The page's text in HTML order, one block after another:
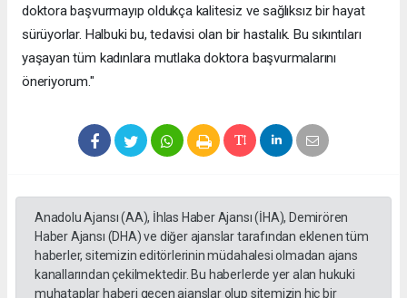
doktora başvurmayıp oldukça kalitesiz ve sağlıksız bir hayat
sürüyorlar. Halbuki bu, tedavisi olan bir hastalık. Bu sıkıntıları
yaşayan tüm kadınlara mutlaka doktora başvurmalarını
öneriyorum."
Anadolu Ajansı (AA), İhlas Haber Ajansı (İHA), Demirören
Haber Ajansı (DHA) ve diğer ajanslar tarafından eklenen tüm
haberler, sitemizin editörlerinin müdahalesi olmadan ajans
kanallarından çekilmektedir. Bu haberlerde yer alan hukuki
muhataplar haberi geçen ajanslar olup sitemizin hiç bir